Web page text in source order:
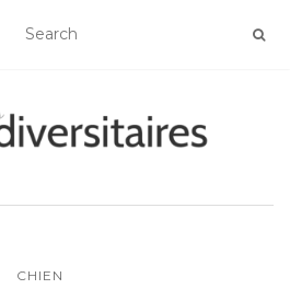
LA NAVIGATION
CHIEN